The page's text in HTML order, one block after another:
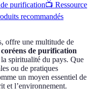
purification📺 Ressource
recommandés
offre une multitude de
de purification
spiritualité du pays. Que
ou de pratiques
un moyen essentiel de
et l’environnement.